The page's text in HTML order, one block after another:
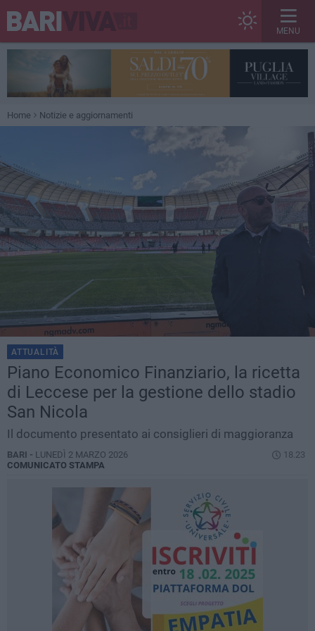
MENU
Home Notizie e aggiornamenti
ATTUALITÀ
Piano Economico Finanziario, la ricetta
di Leccese per la gestione dello stadio
San Nicola
Il documento presentato ai consiglieri di maggioranza
BARI - LUNEDÌ 2 MARZO 2026
18.23
COMUNICATO STAMPA